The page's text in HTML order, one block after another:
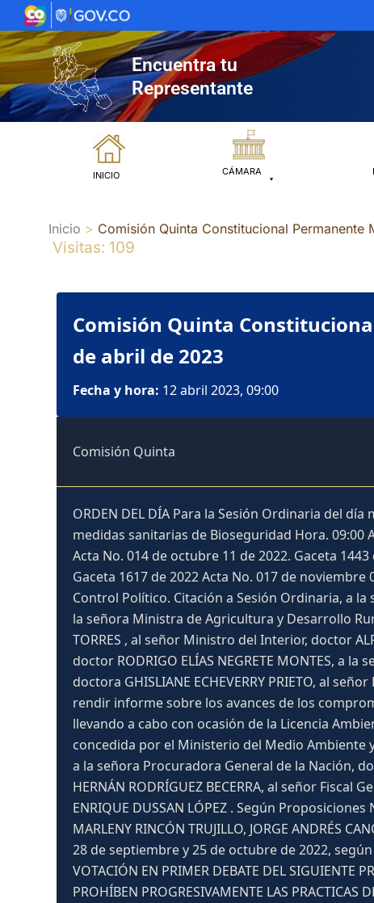
al
contenido
Encuentra tu
Representante
INICIO CÁMARA
Inicio Comisión Quinta Constitucional
Visitas: 109
Comisión Quinta
de abril de 2023
Fecha y hora: 12 abril 2023, 09:00
Comisión Quinta
ORDEN DEL DÍA Para la Sesión Ordinaria del
medidas sanitarias de Bioseguridad Hora. 09:00
Acta No. 014 de octubre 11 de 2022. Gaceta
Gaceta 1617 de 2022 Acta No. 017 de
Control Político. Citación a Sesión Ordinaria, a la
la señora Ministra de Agricultura y Desarrollo
TORRES , al señor Ministro del Interior, doctor
doctor RODRIGO ELÍAS NEGRETE MONTES, a
doctora GHISLIANE ECHEVERRY PRIETO, al
rendir informe sobre los avances de los
llevando a cabo con ocasión de la Licencia
concedida por el Ministerio del Medio Ambiente
a la señora Procuradora General de la Nación,
HERNÁN RODRÍGUEZ BECERRA, al señor
ENRIQUE DUSSAN LÓPEZ . Según
MARLENY RINCÓN TRUJILLO, JORGE ANDRÉS
28 de septiembre y 25 de octubre de 2022,
VOTACIÓN EN PRIMER DEBATE DEL SIGUIENTE
PROHÍBEN PROGRESIVAMENTE LAS PRACTICAS